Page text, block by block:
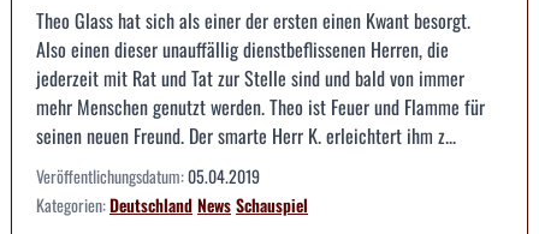
Theo Glass hat sich als einer der ersten einen Kwant besorgt.
Also einen dieser unauffällig dienstbeflissenen Herren, die
jederzeit mit Rat und Tat zur Stelle sind und bald von immer
mehr Menschen genutzt werden. Theo ist Feuer und Flamme für
seinen neuen Freund. Der smarte Herr K. erleichtert ihm z...
Veröffentlichungsdatum:05.04.2019
Kategorien:DeutschlandNewsSchauspiel